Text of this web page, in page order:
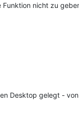
Funktion nicht zu
Desktop gelegt -